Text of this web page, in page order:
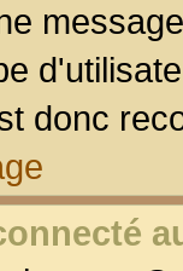
donc